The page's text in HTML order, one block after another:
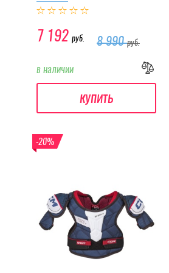
7 192 руб. 8 990руб.
в наличии
купить
-20%